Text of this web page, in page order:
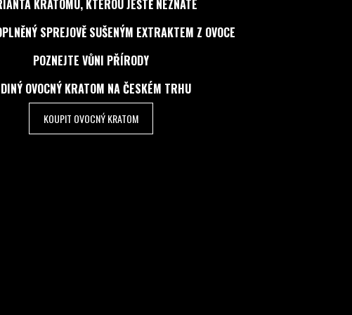
KRATOMU, KTEROU JEŠTĚ NEZNÁTE
SPREJOVĚ SUŠENÝM EXTRAKTEM Z OVOCE
POZNEJTE VŮNI PŘÍRODY
OVOCNÝ KRATOM NA ČESKÉM TRHU
KOUPIT OVOCNÝ KRATOM